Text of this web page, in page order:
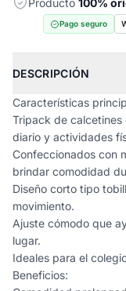
Producto 100%
Pago seguro
DESCRIPCIÓN
Características
Tripack de
diario y actividades
Confeccionados con
brindar comodidad
Diseño corto tipo
movimiento.
Ajuste cómodo que
lugar.
Ideales para el
Beneficios: